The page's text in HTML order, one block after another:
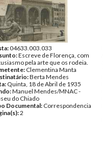
04633.003.033
Escreve de Florença, com
pela arte que os rodeia.
Clementina Manta
Berta Mendes
Quinta, 18 de Abril de 1935
Manuel Mendes/MNAC -
do Chiado
Documental: Correspondencia
2